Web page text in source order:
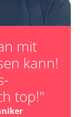
mit
kann!
top!"